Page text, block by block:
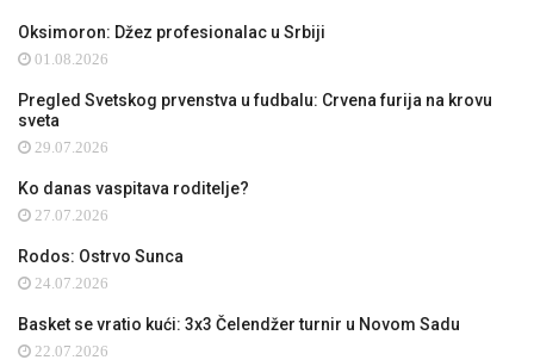
Oksimoron: Džez profesionalac u Srbiji
01.08.2026
Pregled Svetskog prvenstva u fudbalu: Crvena furija na krovu
sveta
29.07.2026
Ko danas vaspitava roditelje?
27.07.2026
Rodos: Ostrvo Sunca
24.07.2026
Basket se vratio kući: 3x3 Čelendžer turnir u Novom Sadu
22.07.2026